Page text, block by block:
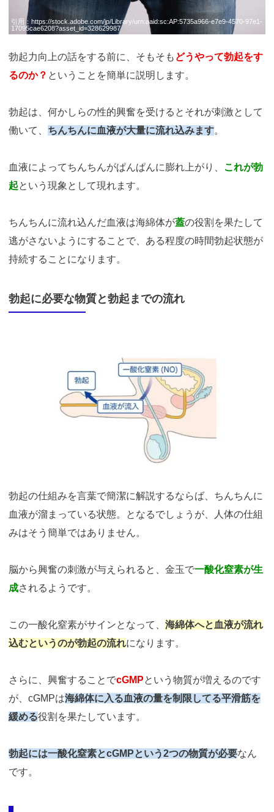
引用： https://stock.adobe.com/jp/Library/urn:aaid:sc:AP:5735a966-e7e9-4570-97e1-
17095cae6208?asset_id=328629987
勃起力向上の話をする前に、そもそも どうやって勃起をす
るのか？ ということを簡単に説明します。
勃起は、何かしらの性的興奮を受けるとそれが刺激として
働いて、 ちんちんに血液が大量に流れ込みます。
血液によってちんちんがぱんぱんに膨れ上がり、 これが勃
起という現象として現れます。
ちんちんに流れ込んだ血液は海綿体が蓋の役割を果たして
逃がさないようにすることで、ある程度の時間勃起状態が
持続することになります。
勃起に必要な物質と勃起までの流れ
勃起の仕組みを言葉で簡潔に解説するならば、ちんちんに
血液が溜まっている状態。となるでしょうが、人体の仕組
みはそう簡単ではありません。
脳から興奮の刺激が与えられると、金玉で一酸化窒素が生
成されるようです。
この一酸化窒素がサインとなって、 海綿体へと血液が流れ
込むというのが勃起の流れになります。
さらに、興奮することでcGMPという物質が増えるのです
が、cGMPは海綿体に入る血液の量を制限してる平滑筋を
緩める役割を果たしています。
勃起には一酸化窒素とcGMPという2つの物質が必要なん
です。